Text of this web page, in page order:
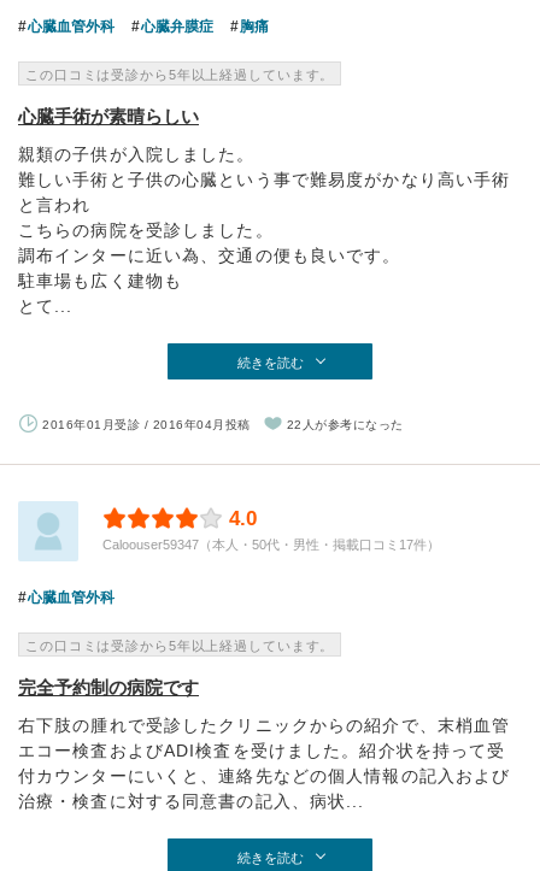
心臓血管外科 心臓弁膜症 胸痛
この口コミは受診から5年以上経過しています。
心臓手術が素晴らしい
親類の子供が入院しました。
難しい手術と子供の心臓という事で難易度がかなり高い手術
と言われ
こちらの病院を受診しました。
調布インターに近い為、交通の便も良いです。
駐車場も広く建物も
とて...
続きを読む
2016年01月受診 / 2016年04月投稿 22人が参考になった
4.0
Caloouser59347（本人・50代・男性・掲載口コミ17件）
心臓血管外科
この口コミは受診から5年以上経過しています。
完全予約制の病院です
右下肢の腫れで受診したクリニックからの紹介で、末梢血管
エコー検査およびADI検査を受けました。紹介状を持って受
付カウンターにいくと、連絡先などの個人情報の記入および
治療・検査に対する同意書の記入、病状...
続きを読む